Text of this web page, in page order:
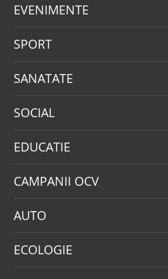
EVENIMENTE
SPORT
SANATATE
SOCIAL
EDUCATIE
CAMPANII OCV
AUTO
ECOLOGIE